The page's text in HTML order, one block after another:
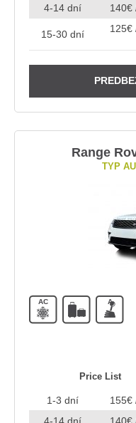
4-14 dní
140€
15-30 dní 125€
Range
TYP
AC A
Price List
1-3 dní
155€